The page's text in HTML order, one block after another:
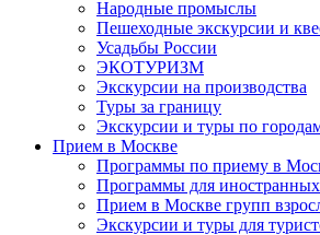
Народные промыслы
Пешеходные экскурсии и
Усадьбы России
ЭКОТУРИЗМ
Экскурсии на производства
Туры за границу
Экскурсии и туры по
Прием в Москве
Программы по приему в
Программы для иностранных
Прием в Москве групп
Экскурсии и туры для